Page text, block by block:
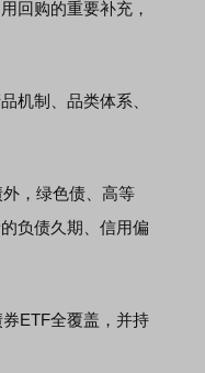
回购的重要补充，
制、品类体系、
，绿色债、高等
负债久期、信用偏
ETF全覆盖，并持